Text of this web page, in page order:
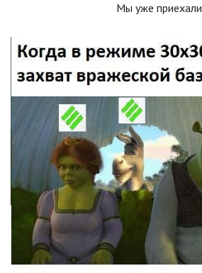
Мы уже приехали